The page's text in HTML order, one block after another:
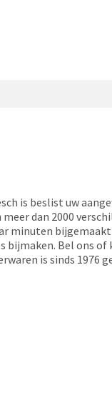
is beslist uw
dan 2000
minuten
bijmaken. Bel ons
is sinds 1976